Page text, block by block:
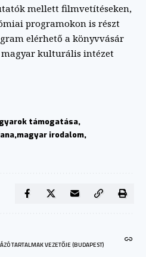
mellett filmvetítéseken,
programokon is részt
elérhető a könyvvásár
kulturális intézet
támogatása
magyar irodalom
TARTALMAK VEZETŐJE (BUDAPEST)